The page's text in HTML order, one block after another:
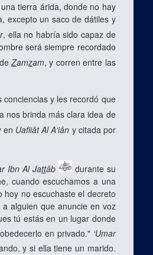
tierra árida, donde no hay
excepto un saco de dátiles y
, ella no habría sido capaz de
será siempre recordado
Zamzam, y corren entre las
y les recordó que
nos brinda más clara idea de
en Uafiiât Al A‘iân y citada por
Ibn Al Jattâb
durante su
cuando escuchamos a una
hoy no escuchaste el decreto
alguien que anuncie en voz
tú estás en un lugar donde
en privado." ‘Umar
y si ella tiene un marido.